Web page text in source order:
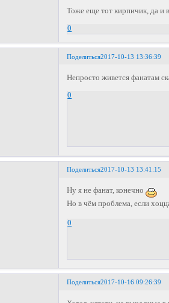
Тоже еще тот кирпичик, да и
0
Поделиться2017-10-13 13:36:39
Непросто живется фанатам
0
Поделиться2017-10-13 13:41:15
Ну я не фанат, конечно
Но в чём проблема, если
0
Поделиться2017-10-16 09:26:39